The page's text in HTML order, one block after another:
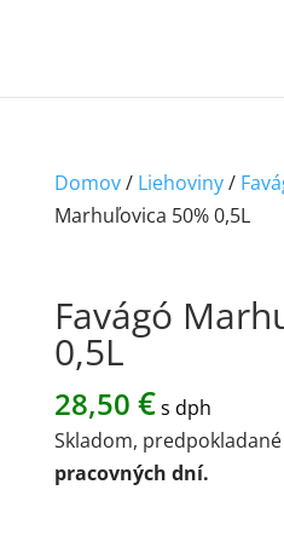
Domov/ Liehoviny/
Marhuľovica 50% 0,5L
Favágó
0,5L
28,50 €s dph
Skladom,
pracovných dní.